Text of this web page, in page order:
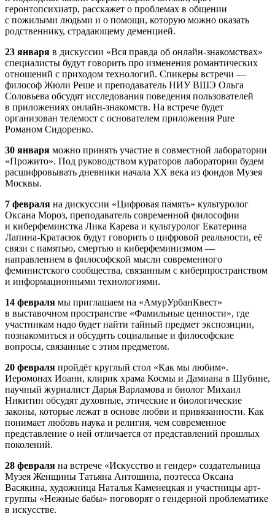
геронтопсихиатр, расскажет о проблемах в общении
с пожилыми людьми и о помощи, которую можно оказать
родственнику, страдающему деменцией.
23 января в дискуссии «Вся правда об онлайн-знакомствах»
специалисты будут говорить про изменения романтических
отношений с приходом технологий. Спикеры встречи —
философ Жюли Реше и преподаватель НИУ ВШЭ Ольга
Соловьева обсудят исследования поведения пользователей
в приложениях онлайн-знакомств. На встрече будет
организован телемост с основателем приложения Pure
Романом Сидоренко.
30 января можно принять участие в совместной лаборатории
«Прожито». Под руководством кураторов лаборатории будем
расшифровывать дневники начала ХХ века из фондов Музея
Москвы.
7 февраля на дискуссии «Цифровая память» культуролог
Оксана Мороз, преподаватель современной философии
и киберфеминстка Лика Карева и культуролог Екатерина
Лапина-Кратасюк будут говорить о цифровой реальности, её
связи с памятью, смертью и киберфеминизмом —
направлением в философской мысли современного
феминистского сообщества, связанным с киберпространством
и информационными технологиями.
14 февраля мы приглашаем на «АмурУрбанКвест»
в выставочном пространстве «Фамильные ценности», где
участникам надо будет найти тайный предмет экспозиции,
познакомиться и обсудить социальные и философские
вопросы, связанные с этим предметом.
20 февраля пройдёт круглый стол «Как мы любим».
Иеромонах Иоанн, клирик храма Космы и Дамиана в Шубине,
научный журналист Дарья Варламова и биолог Михаил
Никитин обсудят духовные, этические и биологические
законы, которые лежат в основе любви и привязанности. Как
понимает любовь наука и религия, чем современное
представление о ней отличается от представлений прошлых
поколений.
28 февраля на встрече «Искусство и гендер» создательница
Музея Женщины Татьяна Антошина, поэтесса Оксана
Васякина, художница Наталья Каменецкая и участницы арт-
группы «Нежные бабы» поговорят о гендерной проблематике
в искусстве.